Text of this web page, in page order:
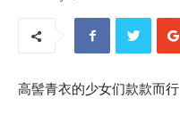
高髻青衣的少女们款款而行